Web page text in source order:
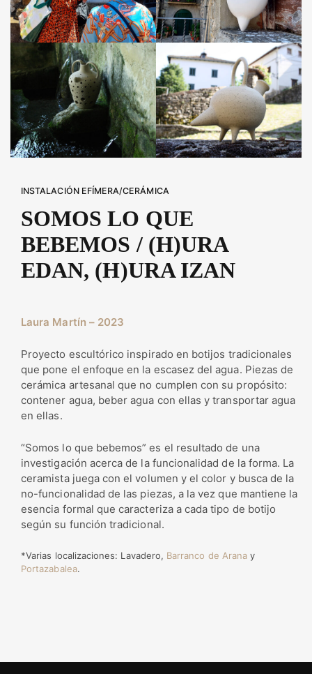
INSTALACIÓN EFÍMERA/CERÁMICA
SOMOS LO QUE
BEBEMOS / (H)URA
EDAN, (H)URA IZAN
Laura Martín – 2023
Proyecto escultórico inspirado en botijos tradicionales
que pone el enfoque en la escasez del agua. Piezas de
cerámica artesanal que no cumplen con su propósito:
contener agua, beber agua con ellas y transportar agua
en ellas.
“Somos lo que bebemos” es el resultado de una
investigación acerca de la funcionalidad de la forma. La
ceramista juega con el volumen y el color y busca de la
no-funcionalidad de las piezas, a la vez que mantiene la
esencia formal que caracteriza a cada tipo de botijo
según su función tradicional.
*Varias localizaciones: Lavadero, Barranco de Arana y
Portazabalea.